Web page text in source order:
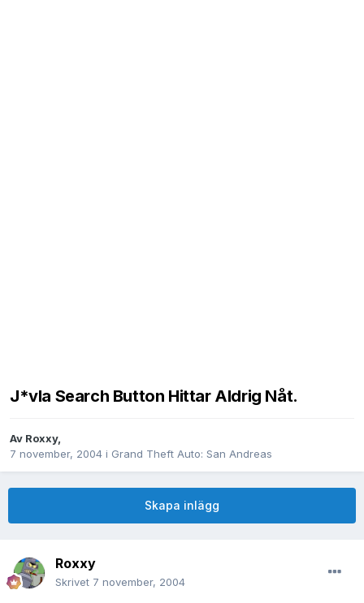
J*vla Search Button Hittar Aldrig Nåt.
Av Roxxy,
7 november, 2004 i Grand Theft Auto: San Andreas
Skapa inlägg
Roxxy
Skrivet 7 november, 2004